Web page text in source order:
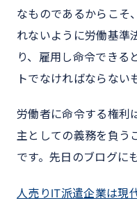
なものであるからこそ
れないように労働基準
り、雇用し命令できる
トでなければならない
労働者に命令する権利
主としての義務を負う
です。先日のブログに
人売りIT派遣企業は現